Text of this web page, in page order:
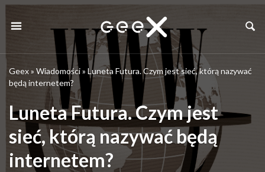
Geex» Wiadomości» Luneta Futura. Czym jest sieć, którą nazywać
będą internetem?
Luneta Futura. Czym jest
sieć, którą nazywać będą
internetem?